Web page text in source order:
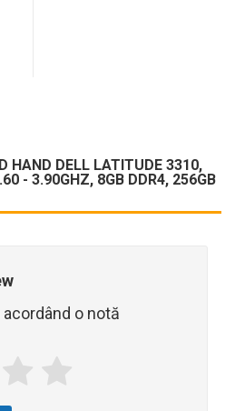
HAND DELL LATITUDE 3310,
- 3.90GHZ, 8GB DDR4, 256GB
o notă